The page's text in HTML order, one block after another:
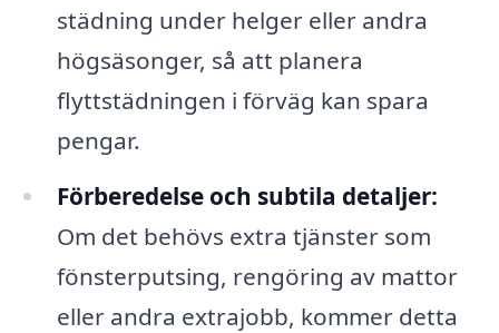
städning under helger eller andra
högsäsonger, så att planera
flyttstädningen i förväg kan spara
pengar.
Förberedelse och subtila detaljer:
Om det behövs extra tjänster som
fönsterputsing, rengöring av mattor
eller andra extrajobb, kommer detta